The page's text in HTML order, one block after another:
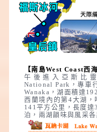
【南島West Coast西
午後進入亞斯比
National Park，專車
Wanaka，湖面積達
西蘭境內的第4大湖，
141平方公里，長度
泊，兩湖韻味與風采